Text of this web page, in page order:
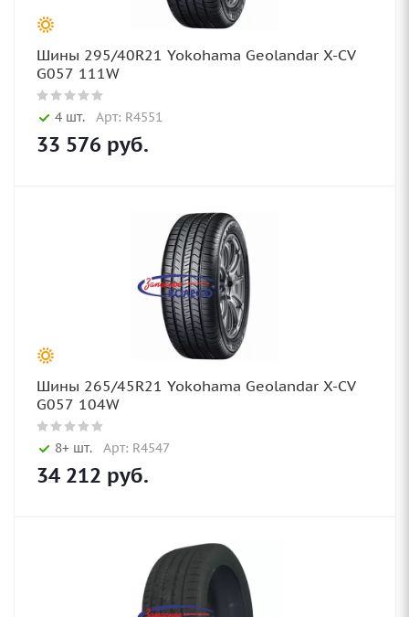
Шины 295/40R21 Yokohama Geolandar X-CV
G057 111W
4 шт. Арт: R4551
33 576 руб.
Шины 265/45R21 Yokohama Geolandar X-CV
G057 104W
8+ шт. Арт: R4547
34 212 руб.